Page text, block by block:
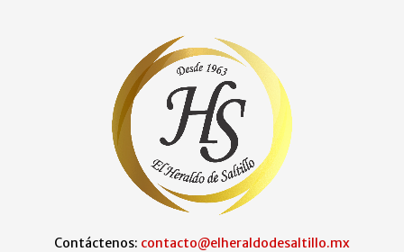
Contáctenos: contacto@elheraldodesaltillo.mx